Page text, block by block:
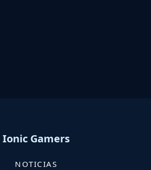
Ionic Gamers
NOTICIAS